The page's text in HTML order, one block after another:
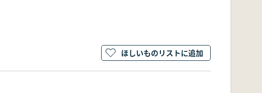
ほしいものリストに追加